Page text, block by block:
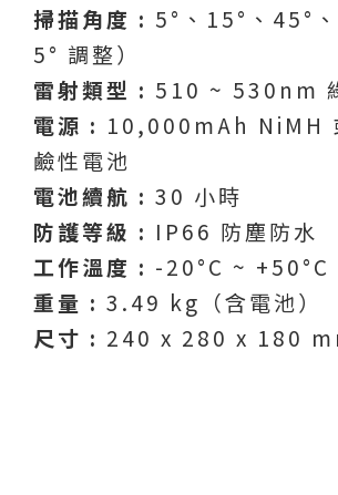
掃描角度 : 5°、15°、45°
5° 調整）
雷射類型 : 510 ~ 530nm
電源 : 10,000mAh NiMH
鹼性電池
電池續航 : 30 小時
防護等級 : IP66 防塵防水
工作溫度 : -20°C ~ +50°C
重量 : 3.49 kg（含電池）
尺寸 : 240 x 280 x 180